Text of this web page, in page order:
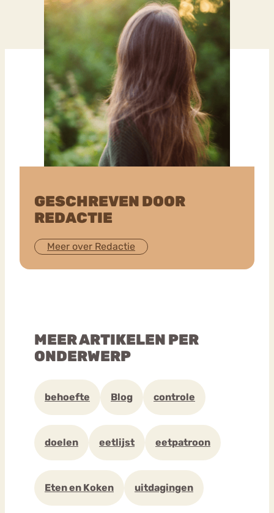
GESCHREVEN DOOR
REDACTIE
Meer over Redactie
MEER ARTIKELEN PER
ONDERWERP
behoefte Blog controle
doelen eetlijst eetpatroon
Eten en Koken uitdagingen